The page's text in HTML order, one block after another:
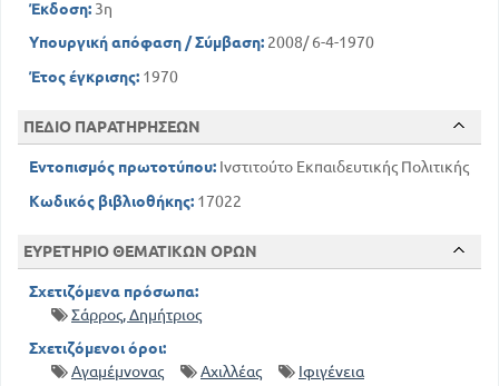
Έκδοση: 3η
Υπουργική απόφαση / Σύμβαση: 2008/ 6-4-1970
Έτος έγκρισης: 1970
ΠΕΔΙΟ ΠΑΡΑΤΗΡΗΣΕΩΝ
Εντοπισμός πρωτοτύπου: Ινστιτούτο Εκπαιδευτικής Πολιτικής
Κωδικός βιβλιοθήκης: 17022
ΕΥΡΕΤΗΡΙΟ ΘΕΜΑΤΙΚΩΝ ΟΡΩΝ
Σχετιζόμενα πρόσωπα:
Σάρρος, Δημήτριος
Σχετιζόμενοι όροι:
Αγαμέμνονας
Αχιλλέας
Ιφιγένεια